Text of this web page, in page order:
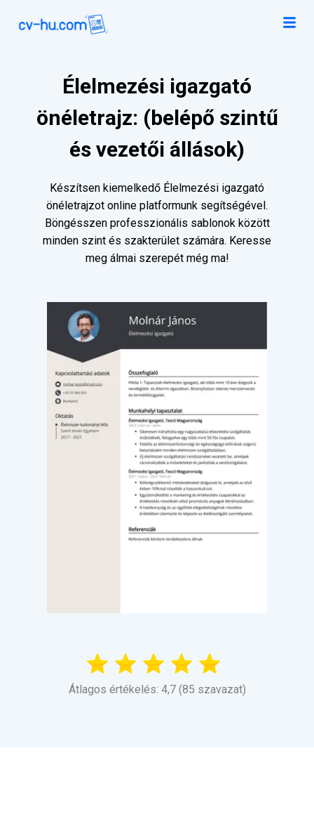
Élelmezési igazgató
önéletrajz: (belépő szintű
és vezetői állások)
Készítsen kiemelkedő Élelmezési igazgató
önéletrajzot online platformunk segítségével.
Böngésszen professzionális sablonok között
minden szint és szakterület számára. Keresse
meg álmai szerepét még ma!
Átlagos értékelés: 4,7 (85 szavazat)